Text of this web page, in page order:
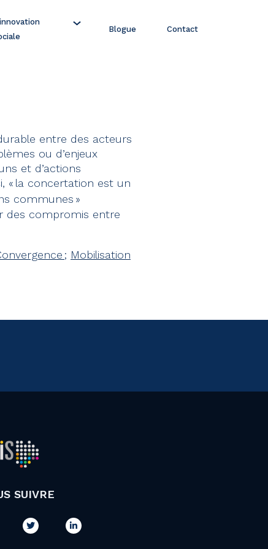
Blogue Contact
entre des acteurs
ou d’enjeux
et d’actions
« la concertation est un
communes »
des compromis entre
; Mobilisation
SUIVRE